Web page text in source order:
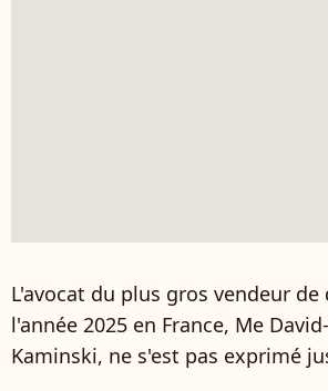
L'avocat du plus gros vendeur de
l'année 2025 en France, Me
Kaminski, ne s'est pas exprimé